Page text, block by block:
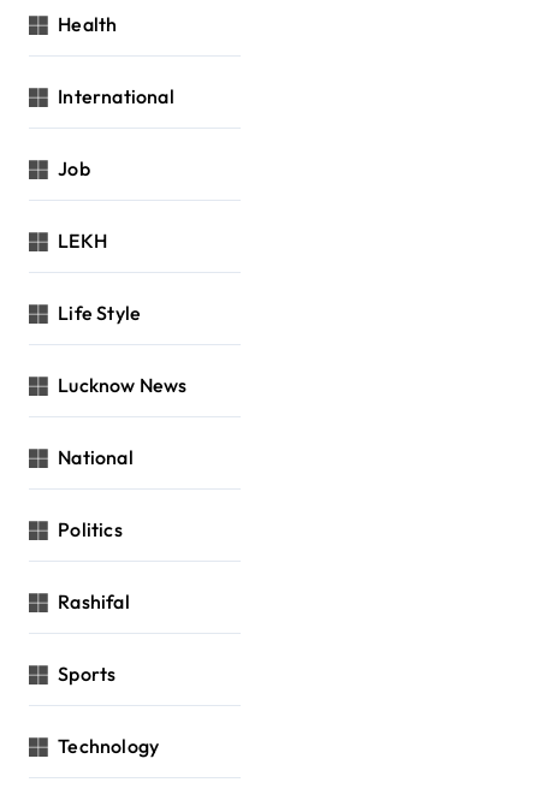
Health
International
Job
LEKH
Life Style
Lucknow News
National
Politics
Rashifal
Sports
Technology